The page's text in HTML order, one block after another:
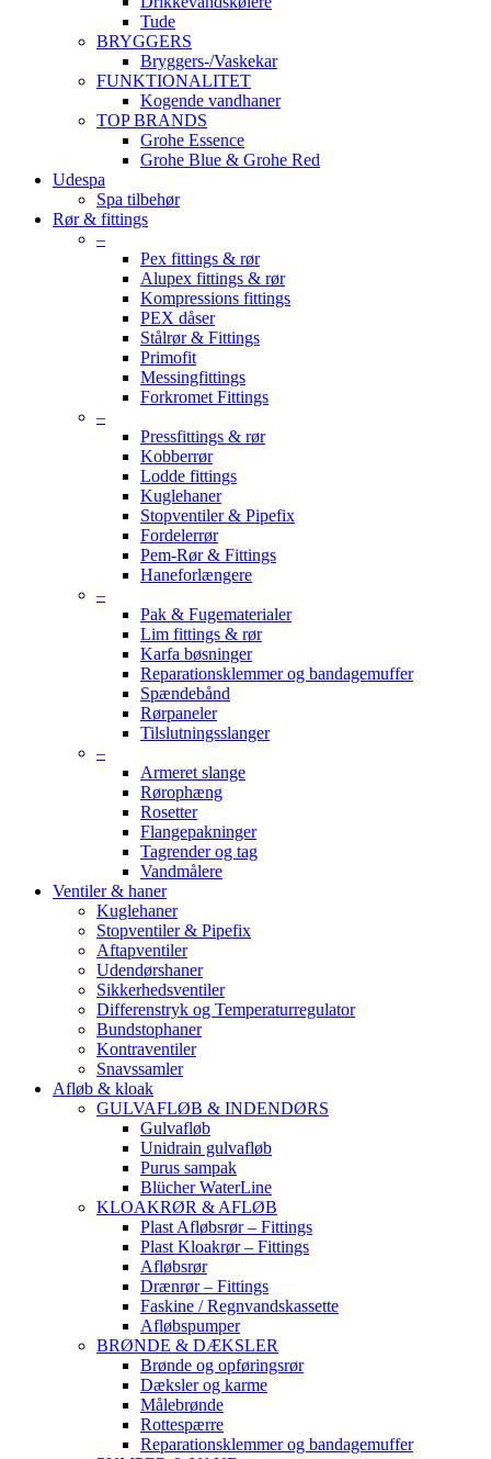
Tude
BRYGGERS
Bryggers-/Vaskekar
FUNKTIONALITET
Kogende vandhaner
TOP BRANDS
Grohe Essence
Grohe Blue & Grohe Red
Udespa
Spa tilbehør
Rør & fittings
–
Pex fittings & rør
Alupex fittings & rør
Kompressions fittings
PEX dåser
Stålrør & Fittings
Primofit
Messingfittings
Forkromet Fittings
–
Pressfittings & rør
Kobberrør
Lodde fittings
Kuglehaner
Stopventiler & Pipefix
Fordelerrør
Pem-Rør & Fittings
Haneforlængere
–
Pak & Fugematerialer
Lim fittings & rør
Karfa bøsninger
Reparationsklemmer og bandagemuffer
Spændebånd
Rørpaneler
Tilslutningsslanger
–
Armeret slange
Rørophæng
Rosetter
Flangepakninger
Tagrender og tag
Vandmålere
Ventiler & haner
Kuglehaner
Stopventiler & Pipefix
Aftapventiler
Udendørshaner
Sikkerhedsventiler
Differenstryk og Temperaturregulator
Bundstophaner
Kontraventiler
Snavssamler
Afløb & kloak
GULVAFLØB & INDENDØRS
Gulvafløb
Unidrain gulvafløb
Purus sampak
Blücher WaterLine
KLOAKRØR & AFLØB
Plast Afløbsrør – Fittings
Plast Kloakrør – Fittings
Afløbsrør
Drænrør – Fittings
Faskine / Regnvandskassette
Afløbspumper
BRØNDE & DÆKSLER
Brønde og opføringsrør
Dæksler og karme
Målebrønde
Rottespærre
Reparationsklemmer og bandagemuffer